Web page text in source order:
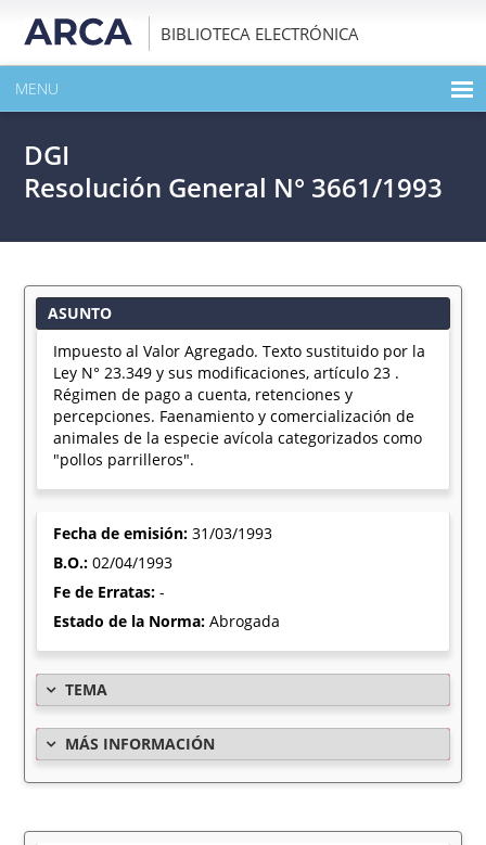
BIBLIOTECA ELECTRÓNICA
MENU
EXPANDIR TODO EL CONTENIDO DE LA PUBLICACIÓN
DGI
Resolución General N° 3661/1993
ASUNTO
Impuesto al Valor Agregado. Texto sustituido por la
Ley N° 23.349 y sus modificaciones, artículo 23 .
Régimen de pago a cuenta, retenciones y
percepciones. Faenamiento y comercialización de
animales de la especie avícola categorizados como
"pollos parrilleros".
Fecha de emisión:31/03/1993
B.O.:02/04/1993
Fe de Erratas:-
Estado de la Norma:Abrogada
TEMA
MÁS INFORMACIÓN